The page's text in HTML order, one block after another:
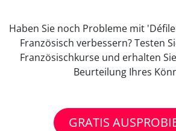
Haben Sie noch Probleme mit
Französisch verbessern? Testen
Französischkurse und erhalten
Beurteilung Ihres
GRATIS